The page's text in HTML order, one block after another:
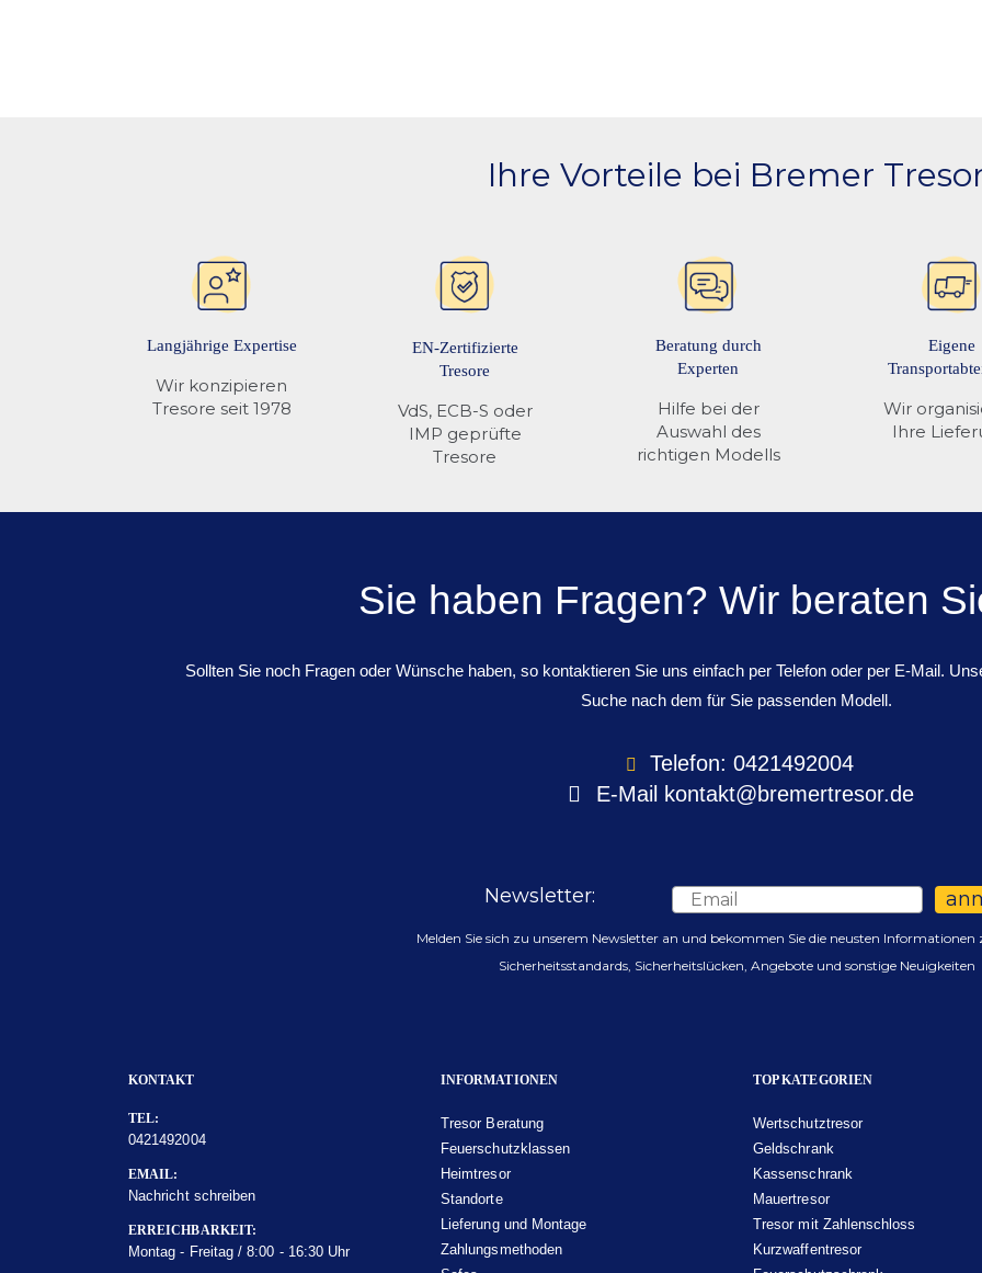
Ihre Vorteile bei Bremer
Langjährige Expertise
Wir konzipieren
Tresore seit 1978
EN-Zertifizierte
Tresore
VdS, ECB-S oder
IMP geprüfte
Tresore
Beratung durch
Experten
Hilfe bei der
Auswahl des
richtigen Modells
Eigene
Wir
Ihre
Sie haben Fragen? Wir beraten
Sollten Sie noch Fragen oder Wünsche haben, so kontaktieren Sie uns einfach per Telefon oder per E-Mail.
Suche nach dem für Sie passenden Modell.
Telefon: 0421492004
E-Mail kontakt@bremertresor.de
Newsletter: Email
Melden Sie sich zu unserem Newsletter an und bekommen Sie die neusten Informationen
Sicherheitsstandards, Sicherheitslücken, Angebote und sonstige Neuigkeiten
KONTAKT
TEL:
0421492004
EMAIL:
Nachricht schreiben
ERREICHBARKEIT:
Montag - Freitag / 8:00 - 16:30 Uhr
INFORMATIONEN
Tresor Beratung
Feuerschutzklassen
Heimtresor
Standorte
Lieferung und Montage
Zahlungsmethoden
TOP KATEGORIEN
Wertschutztresor
Geldschrank
Kassenschrank
Mauertresor
Tresor mit Zahlenschloss
Kurzwaffentresor